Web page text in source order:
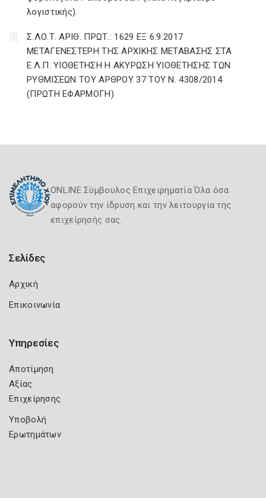
λογιστικής).
Σ.ΛΟ.Τ. ΑΡΙΘ. ΠΡΩΤ.: 1629 ΕΞ 6.9.2017
ΜΕΤΑΓΕΝΕΣΤΕΡΗ ΤΗΣ ΑΡΧΙΚΗΣ ΜΕΤΑΒΑΣΗΣ ΣΤΑ
Ε.Λ.Π. ΥΙΟΘΕΤΗΣΗ Η ΑΚΥΡΩΣΗ ΥΙΟΘΕΤΗΣΗΣ ΤΩΝ
ΡΥΘΜΙΣΕΩΝ ΤΟΥ ΑΡΘΡΟΥ 37 ΤΟΥ Ν. 4308/2014
(ΠΡΩΤΗ ΕΦΑΡΜΟΓΗ)
ONLINE Σύμβουλος Επιχειρηματία Όλα όσα
αφορούν την ίδρυση και την λειτουργία της
επιχείρησής σας.
Σελίδες
Αρχική
Επικοινωνία
Υπηρεσίες
Αποτίμηση
Αξίας
Επιχείρησης
Υποβολή
Ερωτημάτων